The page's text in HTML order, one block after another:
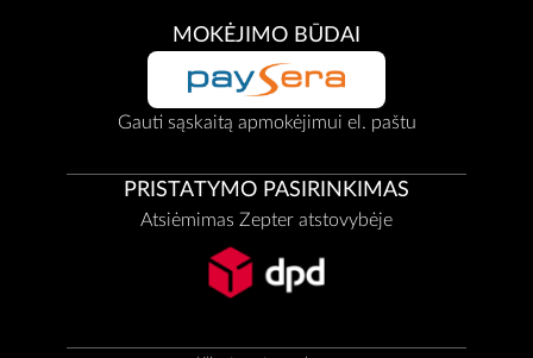
MOKĖJIMO BŪDAI
Gauti sąskaitą apmokėjimui el. paštu
PRISTATYMO PASIRINKIMAS
Atsiėmimas Zepter atstovybėje